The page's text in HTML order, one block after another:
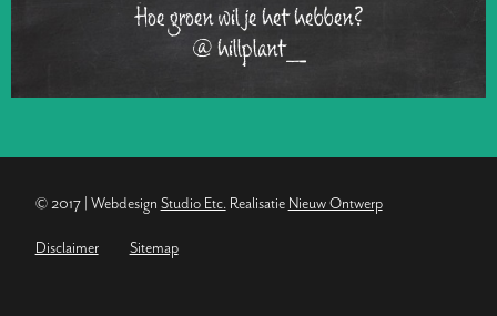
Hoe groen wil je het hebben?
@hillplant_
© 2017 | Webdesign Studio Etc.Realisatie Nieuw Ontwerp
Disclaimer Sitemap